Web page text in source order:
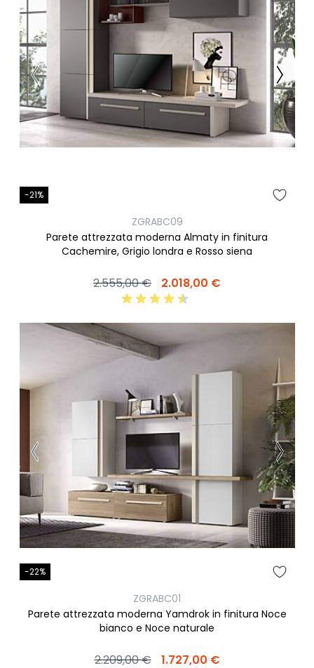
-21%
ZGRABC09
Parete attrezzata moderna Almaty in finitura
Cachemire, Grigio londra e Rosso siena
2.555,00 € 2.018,00 €
-22%
ZGRABC01
Parete attrezzata moderna Yamdrok in finitura Noce
bianco e Noce naturale
2.209,00 € 1.727,00 €